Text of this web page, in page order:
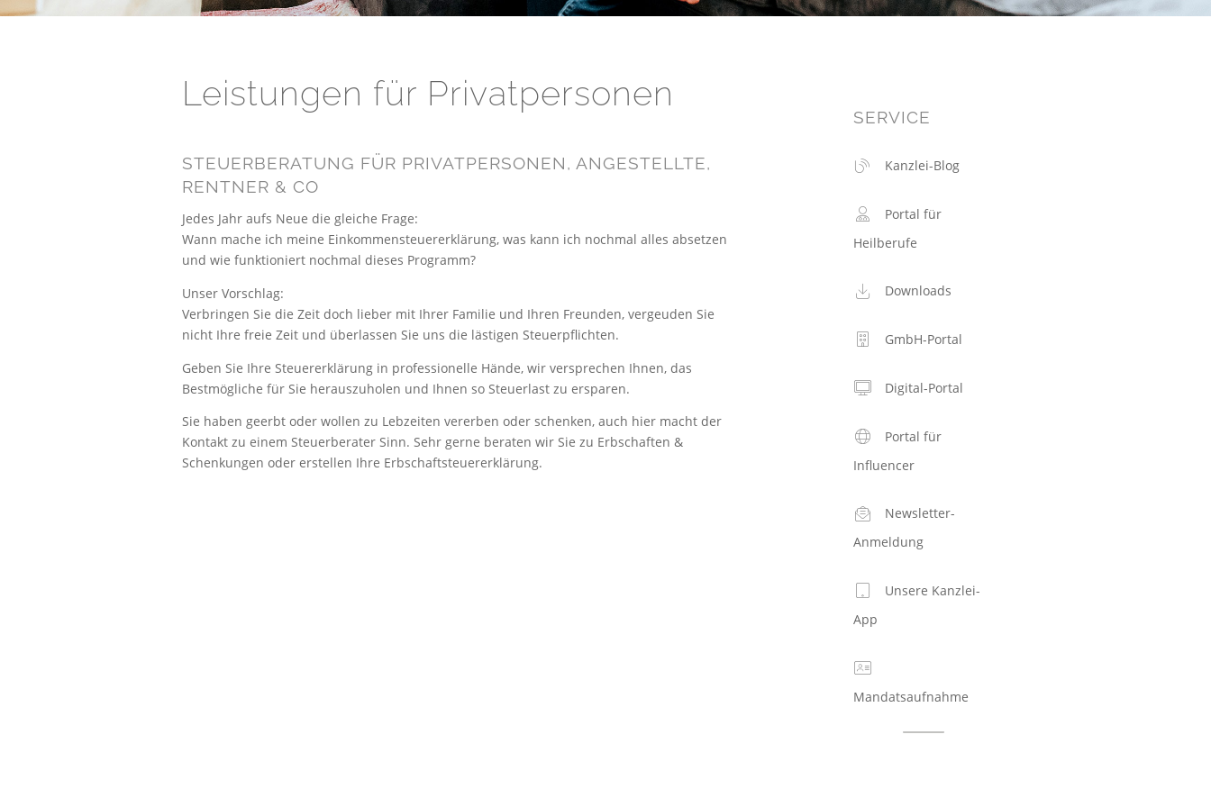
Leistungen für Privatpersonen
STEUERBERATUNG FÜR PRIVATPERSONEN, ANGESTELLTE,
RENTNER & CO
Jedes Jahr aufs Neue die gleiche Frage:
Wann mache ich meine Einkommensteuererklärung, was kann ich nochmal alles absetzen
und wie funktioniert nochmal dieses Programm?
Unser Vorschlag:
Verbringen Sie die Zeit doch lieber mit Ihrer Familie und Ihren Freunden, vergeuden Sie
nicht Ihre freie Zeit und überlassen Sie uns die lästigen Steuerpflichten.
Geben Sie Ihre Steuererklärung in professionelle Hände, wir versprechen Ihnen, das
Bestmögliche für Sie herauszuholen und Ihnen so Steuerlast zu ersparen.
Sie haben geerbt oder wollen zu Lebzeiten vererben oder schenken, auch hier macht der
Kontakt zu einem Steuerberater Sinn. Sehr gerne beraten wir Sie zu Erbschaften &
Schenkungen oder erstellen Ihre Erbschaftsteuererklärung.
SERVICE
Kanzlei-Blog
Portal für
Heilberufe
Downloads
GmbH-Portal
Digital-Portal
Portal für
Influencer
Newsletter-
Anmeldung
Unsere Kanzlei-
App
Mandatsaufnahme